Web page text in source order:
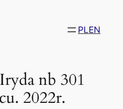
PLEN
nb 301
2022r.